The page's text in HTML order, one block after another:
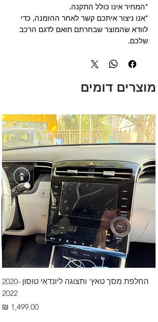
*המחיר אינו כולל התקנה.
*אנו ניצור איתכם קשר לאחר ההזמנה, כדי
לוודא שהמוצר שבחרתם תואם לדגם הרכב
שלכם.
מוצרים דומים
החלפת מסך טאץ' ותצוגה ליונדאי טוסון 2020-
2022
מחיר